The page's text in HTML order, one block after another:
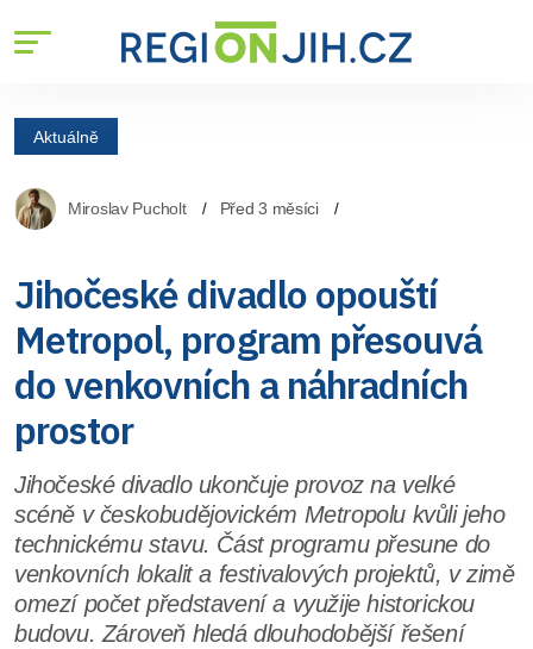
Aktuálně
Miroslav Pucholt Před 3 měsíci
Jihočeské divadlo opouští
Metropol, program přesouvá
do venkovních a náhradních
prostor
Jihočeské divadlo ukončuje provoz na velké
scéně v českobudějovickém Metropolu kvůli jeho
technickému stavu. Část programu přesune do
venkovních lokalit a festivalových projektů, v zimě
omezí počet představení a využije historickou
budovu. Zároveň hledá dlouhodobější řešení